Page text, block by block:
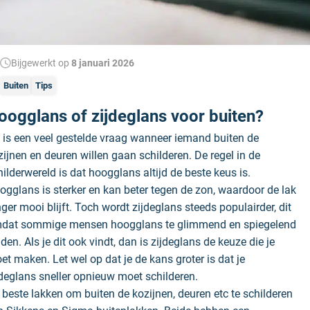
Bijgewerkt op 8 januari 2026
Buiten Tips
of zijdeglans voor buiten?
is een veel gestelde vraag wanneer iemand buiten de
en deuren willen gaan schilderen. De regel in de
is dat hoogglans altijd de beste keus is.
is sterker en kan beter tegen de zon, waardoor de lak
mooi blijft. Toch wordt zijdeglans steeds populairder, dit
sommige mensen hoogglans te glimmend en spiegelend
Als je dit ook vindt, dan is zijdeglans de keuze die je
maken. Let wel op dat je de kans groter is dat je
sneller opnieuw moet schilderen.
beste lakken om buiten de kozijnen, deuren etc te schilderen